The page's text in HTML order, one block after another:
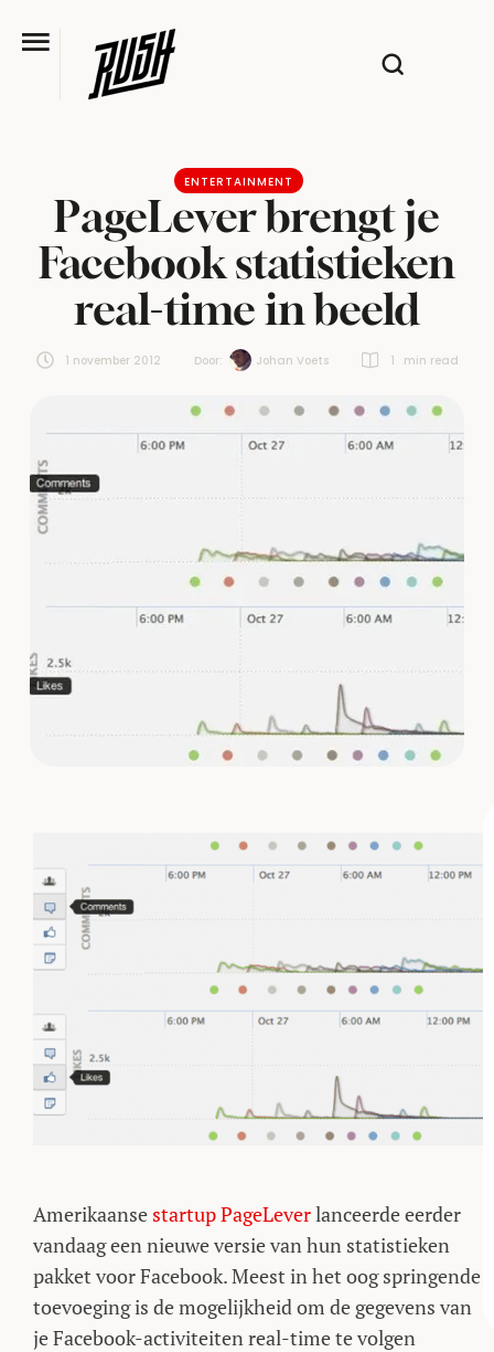
ENTERTAINMENT
PageLever brengt je
Facebook statistieken
real-time in beeld
1 november 2012 Door: Johan Voets 1 min read
Amerikaanse startup PageLeverlanceerde eerder
vandaag een nieuwe versie van hun statistieken
pakket voor Facebook. Meest in het oog springende
toevoeging is de mogelijkheid om de gegevens van
je Facebook-activiteiten real-time te volgen